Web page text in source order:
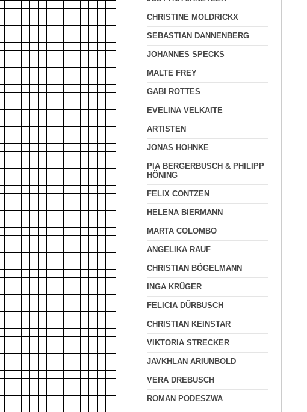
CHRISTINE MOLDRICKX
SEBASTIAN DANNENBERG
JOHANNES SPECKS
MALTE FREY
GABI ROTTES
EVELINA VELKAITE
ARTISTEN
JONAS HOHNKE
PIA BERGERBUSCH & PHILIPP
HÖNING
FELIX CONTZEN
HELENA BIERMANN
MARTA COLOMBO
ANGELIKA RAUF
CHRISTIAN BÖGELMANN
INGA KRÜGER
FELICIA DÜRBUSCH
CHRISTIAN KEINSTAR
VIKTORIA STRECKER
JAVKHLAN ARIUNBOLD
VERA DREBUSCH
ROMAN PODESZWA